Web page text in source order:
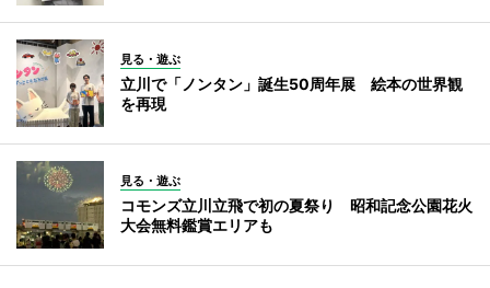
見る・遊ぶ
立川で「ノンタン」誕生50周年展 絵本の世界観
を再現
見る・遊ぶ
コモンズ立川立飛で初の夏祭り 昭和記念公園花火
大会無料鑑賞エリアも